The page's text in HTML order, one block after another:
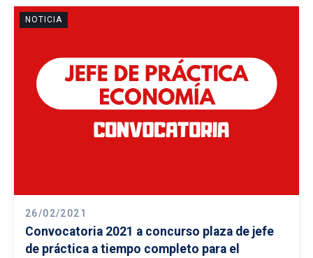
NOTICIA
26/02/2021
Convocatoria 2021 a concurso plaza de jefe
de práctica a tiempo completo para el